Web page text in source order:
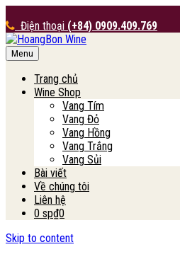
Điện thoại (+84) 0909.409.769
HoangBon Wine
Menu
Trang chủ
Wine Shop
Vang Tím
Vang Đỏ
Vang Hồng
Vang Trắng
Vang Sủi
Bài viết
Về chúng tôi
Liên hệ
0 sp₫0
Skip to content